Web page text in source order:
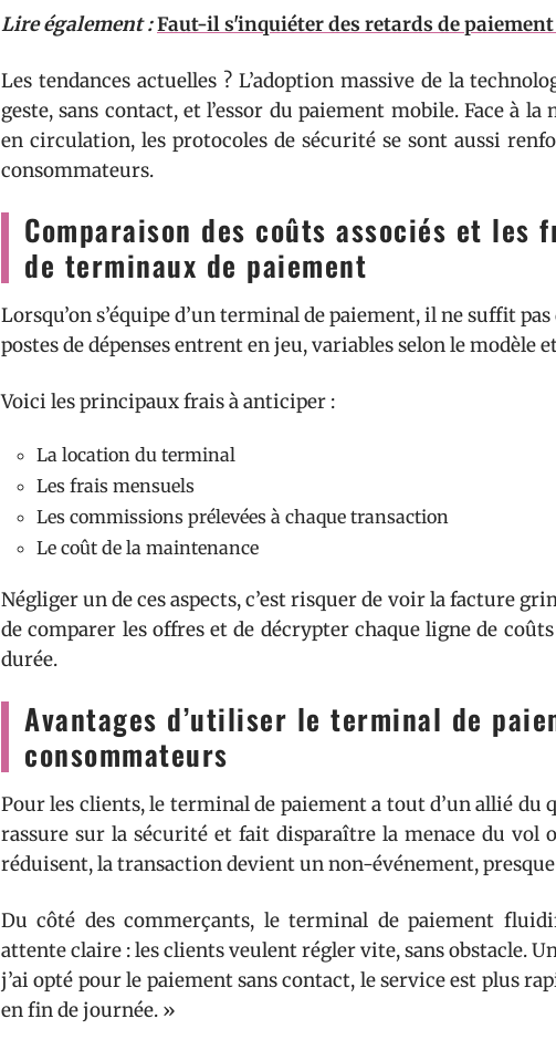
Lire également :Faut-il s'inquiéter des retards de
Les tendances actuelles ? L’adoption massive de la
geste, sans contact, et l’essor du paiement mobile. Face à
en circulation, les protocoles de sécurité se sont aussi
consommateurs.
Comparaison des coûts associés et
de terminaux de paiement
Lorsqu’on s’équipe d’un terminal de paiement, il ne suffit
postes de dépenses entrent en jeu, variables selon le modèle
Voici les principaux frais à anticiper :
La location du terminal
Les frais mensuels
Les commissions prélevées à chaque transaction
Le coût de la maintenance
Négliger un de ces aspects, c’est risquer de voir la facture
de comparer les offres et de décrypter chaque ligne de
durée.
Avantages d’utiliser le terminal de
consommateurs
Pour les clients, le terminal de paiement a tout d’un allié
rassure sur la sécurité et fait disparaître la menace du vol
réduisent, la transaction devient un non-événement,
Du côté des commerçants, le terminal de paiement
attente claire : les clients veulent régler vite, sans obstacle.
j’ai opté pour le paiement sans contact, le service est plus
en fin de journée. »